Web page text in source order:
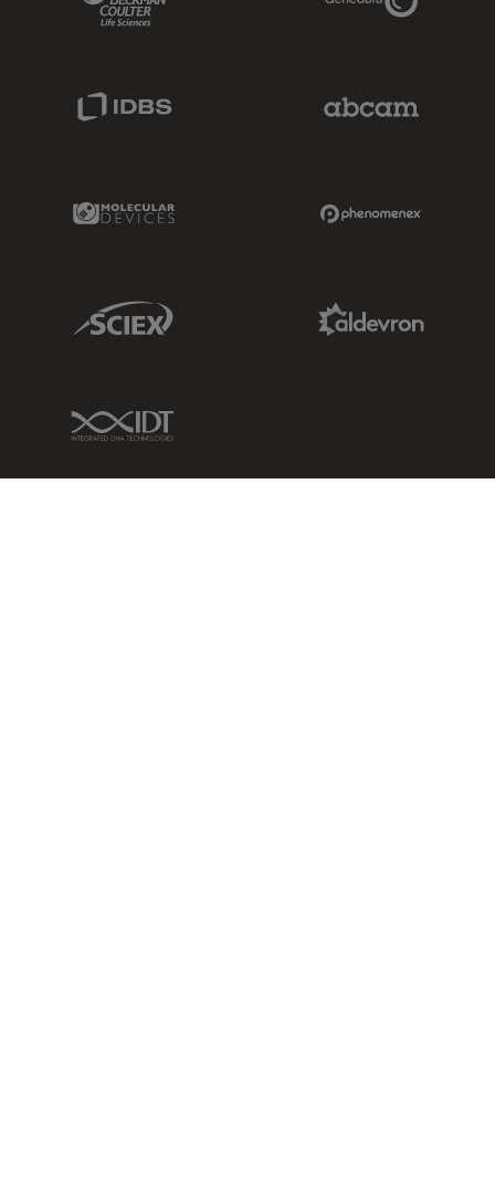
IDBS Link
Molecular Devices Link
Sciex Link
IDT Link